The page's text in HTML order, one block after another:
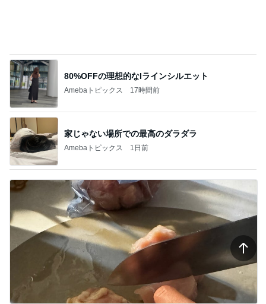
家じゃない場所での最高のダラダラ
Amebaトピックス 1日前
220円で用途別に使えるまな板
Amebaトピックス 1日前
記事を読む